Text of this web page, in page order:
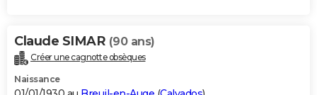
Claude SIMAR (90 ans)
Créer une cagnotte obsèques
Naissance